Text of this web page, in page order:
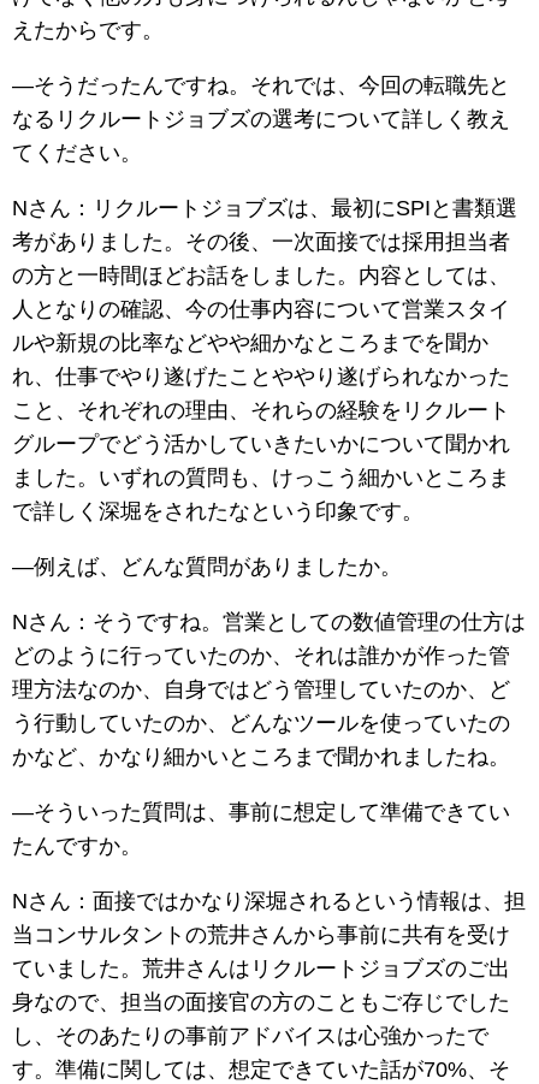
えたからです。
―そうだったんですね。それでは、今回の転職先と
なるリクルートジョブズの選考について詳しく教え
てください。
Nさん：リクルートジョブズは、最初にSPIと書類選
考がありました。その後、一次面接では採用担当者
の方と一時間ほどお話をしました。内容としては、
人となりの確認、今の仕事内容について営業スタイ
ルや新規の比率などやや細かなところまでを聞か
れ、仕事でやり遂げたことややり遂げられなかった
こと、それぞれの理由、それらの経験をリクルート
グループでどう活かしていきたいかについて聞かれ
ました。いずれの質問も、けっこう細かいところま
で詳しく深堀をされたなという印象です。
―例えば、どんな質問がありましたか。
Nさん：そうですね。営業としての数値管理の仕方は
どのように行っていたのか、それは誰かが作った管
理方法なのか、自身ではどう管理していたのか、ど
う行動していたのか、どんなツールを使っていたの
かなど、かなり細かいところまで聞かれましたね。
―そういった質問は、事前に想定して準備できてい
たんですか。
Nさん：面接ではかなり深堀されるという情報は、担
当コンサルタントの荒井さんから事前に共有を受け
ていました。荒井さんはリクルートジョブズのご出
身なので、担当の面接官の方のこともご存じでした
し、そのあたりの事前アドバイスは心強かったで
す。準備に関しては、想定できていた話が70%、そ